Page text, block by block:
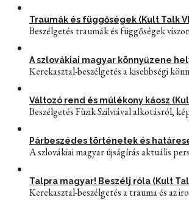
Traumák és függőségek (Kult Talk
Beszélgetés traumák és függőségek
A szlovákiai magyar könnyűzene
Kerekasztal-beszélgetés a kisebbségi
Változó rend és múlékony káosz
Beszélgetés Füzik Szilviával alkotásról,
Párbeszédes történetek és
A szlovákiai magyar újságírás aktuális
Talpra magyar! Beszélj róla (Kult
Kerekasztal-beszélgetés a trauma és az